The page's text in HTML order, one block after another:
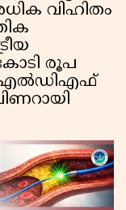
വിഹിതം
രൂപ
എൽഡിഎഫ്